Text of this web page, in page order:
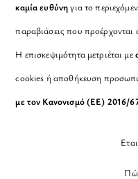
καμία ευθύνηγια το
παραβιάσεις που προέρχονται
Η επισκεψιμότητα μετριέται με
cookies ή αποθήκευση
με τον Κανονισμό (ΕΕ) 2016/